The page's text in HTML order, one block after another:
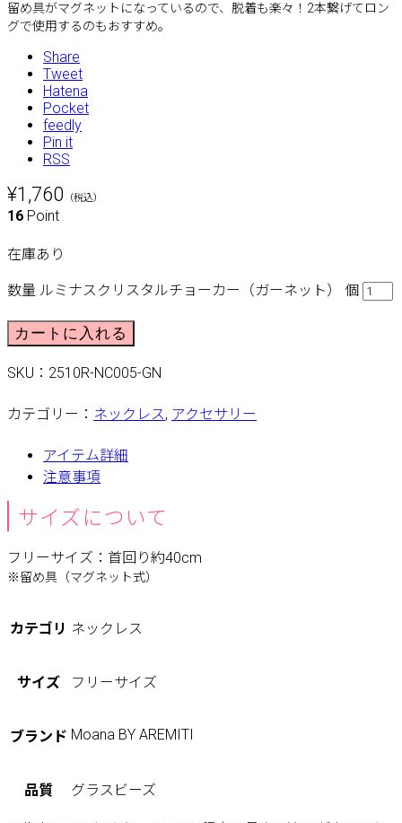
留め具がマグネットになっているので、脱着も楽々！2本繋げてロン
グで使用するのもおすすめ。
Share
Tweet
Hatena
Pocket
feedly
Pin it
RSS
¥1,760 （税込）
16 Point
在庫あり
数量 ルミナスクリスタルチョーカー（ガーネット） 個
カートに入れる
SKU： 2510R-NC005-GN
カテゴリー： ネックレス, アクセサリー
アイテム詳細
注意事項
サイズについて
フリーサイズ：首回り約40cm
※留め具（マグネット式）
カテゴリ ネックレス
サイズ フリーサイズ
ブランド Moana BY AREMITI
品質 グラスビーズ